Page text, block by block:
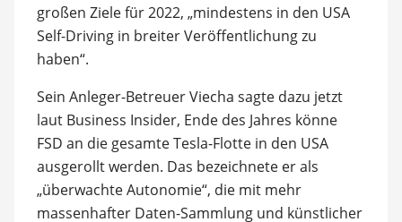
großen Ziele für 2022, „mindestens in den USA
Self-Driving in breiter Veröffentlichung zu
haben“.
Sein Anleger-Betreuer Viecha sagte dazu jetzt
laut Business Insider, Ende des Jahres könne
FSD an die gesamte Tesla-Flotte in den USA
ausgerollt werden. Das bezeichnete er als
„überwachte Autonomie“, die mit mehr
massenhafter Daten-Sammlung und künstlicher